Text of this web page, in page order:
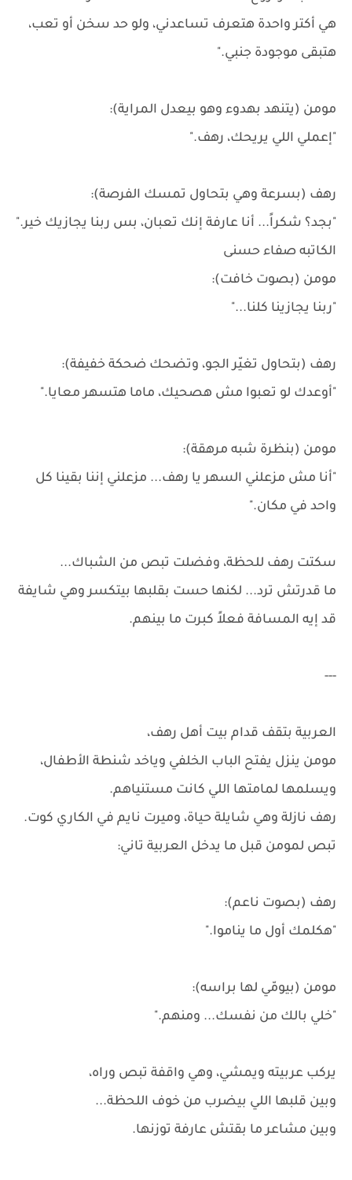
هي أكتر واحدة هتعرف تساعدني، ولو حد سخن أو تعب،
هتبقى موجودة جنبي."
مومن (يتنهد بهدوء وهو بيعدل المراية):
"إعملي اللي يريحك، رهف."
رهف (بسرعة وهي بتحاول تمسك الفرصة):
"بجد؟ شكراً... أنا عارفة إنك تعبان، بس ربنا يجازيك خير."
الكاتبه صفاء حسنى
مومن (بصوت خافت):
"ربنا يجازينا كلنا..."
رهف (بتحاول تغيّر الجو، وتضحك ضحكة خفيفة):
"أوعدك لو تعبوا مش هصحيك، ماما هتسهر معايا."
مومن (بنظرة شبه مرهقة):
"أنا مش مزعلني السهر يا رهف... مزعلني إننا بقينا كل
واحد في مكان."
سكتت رهف للحظة، وفضلت تبص من الشباك...
ما قدرتش ترد... لكنها حست بقلبها بيتكسر وهي شايفة
قد إيه المسافة فعلاً كبرت ما بينهم.
---
العربية بتقف قدام بيت أهل رهف،
مومن ينزل يفتح الباب الخلفي وياخد شنطة الأطفال،
ويسلمها لمامتها اللي كانت مستنياهم.
رهف نازلة وهي شايلة حياة، وميرت نايم في الكاري كوت.
تبص لمومن قبل ما يدخل العربية تاني:
رهف (بصوت ناعم):
"هكلمك أول ما يناموا."
مومن (بيومّي لها براسه):
"خلي بالك من نفسك... ومنهم."
يركب عربيته ويمشي، وهي واقفة تبص وراه،
وبين قلبها اللي بيضرب من خوف اللحظة...
وبين مشاعر ما بقتش عارفة توزنها.